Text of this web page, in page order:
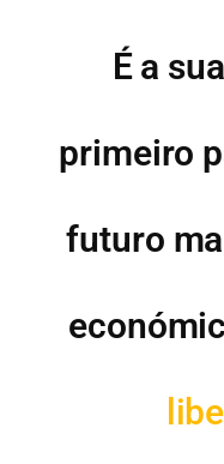
É a
primeiro
futuro